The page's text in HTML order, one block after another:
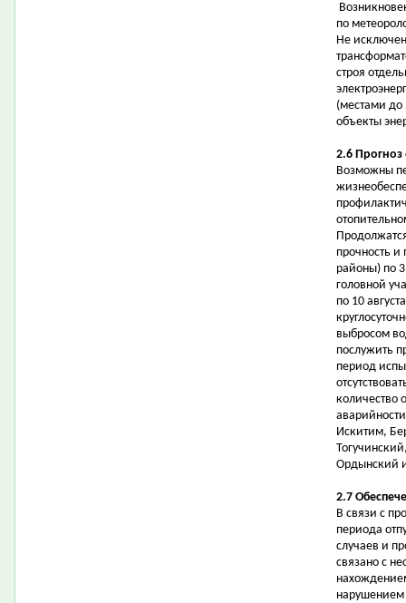
по
Не
строя
(местами
объекты
2.6 Прогноз
Возможны
прочность
районы) по
головной
по 10
выбросом
послужить
период
количество
Искитим,
Ордынский
2.7
В связи с
периода
случаев и
связано с
нарушением